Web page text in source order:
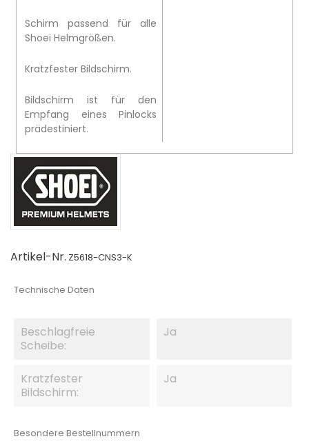
Schirm passend für alle
Shoei Helmgrößen.
Kratzfester Bildschirm.
Bildschirm ist für den
Empfang eines Pinlocks
prädestiniert.
Artikel-Nr. Z5618-CNS3-K
Technische Daten
Beschlagfreie
Scheibe:
Ja
Kratzfester
Bildschirm:
Ja
Besondere Bestellnummern